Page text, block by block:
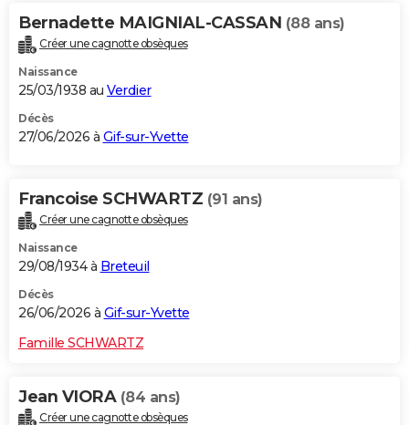
Bernadette MAIGNIAL-CASSAN (88 ans)
Créer une cagnotte obsèques
Naissance
25/03/1938 au Verdier
Décès
27/06/2026 à Gif-sur-Yvette
Francoise SCHWARTZ (91 ans)
Créer une cagnotte obsèques
Naissance
29/08/1934 à Breteuil
Décès
26/06/2026 à Gif-sur-Yvette
Famille SCHWARTZ
Jean VIORA (84 ans)
Créer une cagnotte obsèques